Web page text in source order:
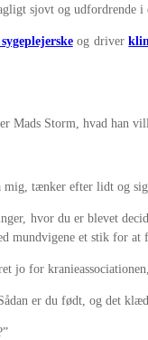
sjovt og udfordrende i
og driver
Mads Storm, hvad han
mig, tænker efter lidt og
hvor du er blevet
mundvigene et stik for at
jo for
er du født, og det